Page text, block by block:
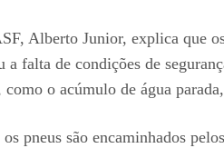
Alberto Junior, explica que
a falta de condições de
o acúmulo de água
pneus são encaminhados